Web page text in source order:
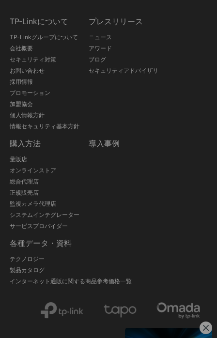
TP-Linkについて
TP-Linkグループについて
会社概要
セキュリティ対策
お問い合わせ
採用情報
プロモーション
加盟協会
個人情報方針
情報セキュリティ基本方針
プレスリリース
ニュース
アワード
ブログ
セキュリティアドバイザリ
購入方法
量販店
オンラインストア
総合代理店
正規販売店
監視カメラ代理店
システムインテグレーター
サービスプロバイダー
導入事例
各種データ・資料
テクノロジー
製品カタログ
インターネット通販に関する商品参考価格一覧